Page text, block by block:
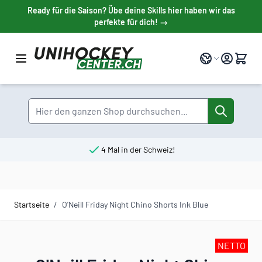
Direkt zum Inhalt
Ready für die Saison? Übe deine Skills hier haben wir das
perfekte für dich! →
Sprache
Suche
4 Mal in der Schweiz!
Startseite / O'Neill Friday Night Chino Shorts Ink Blue
NETTO